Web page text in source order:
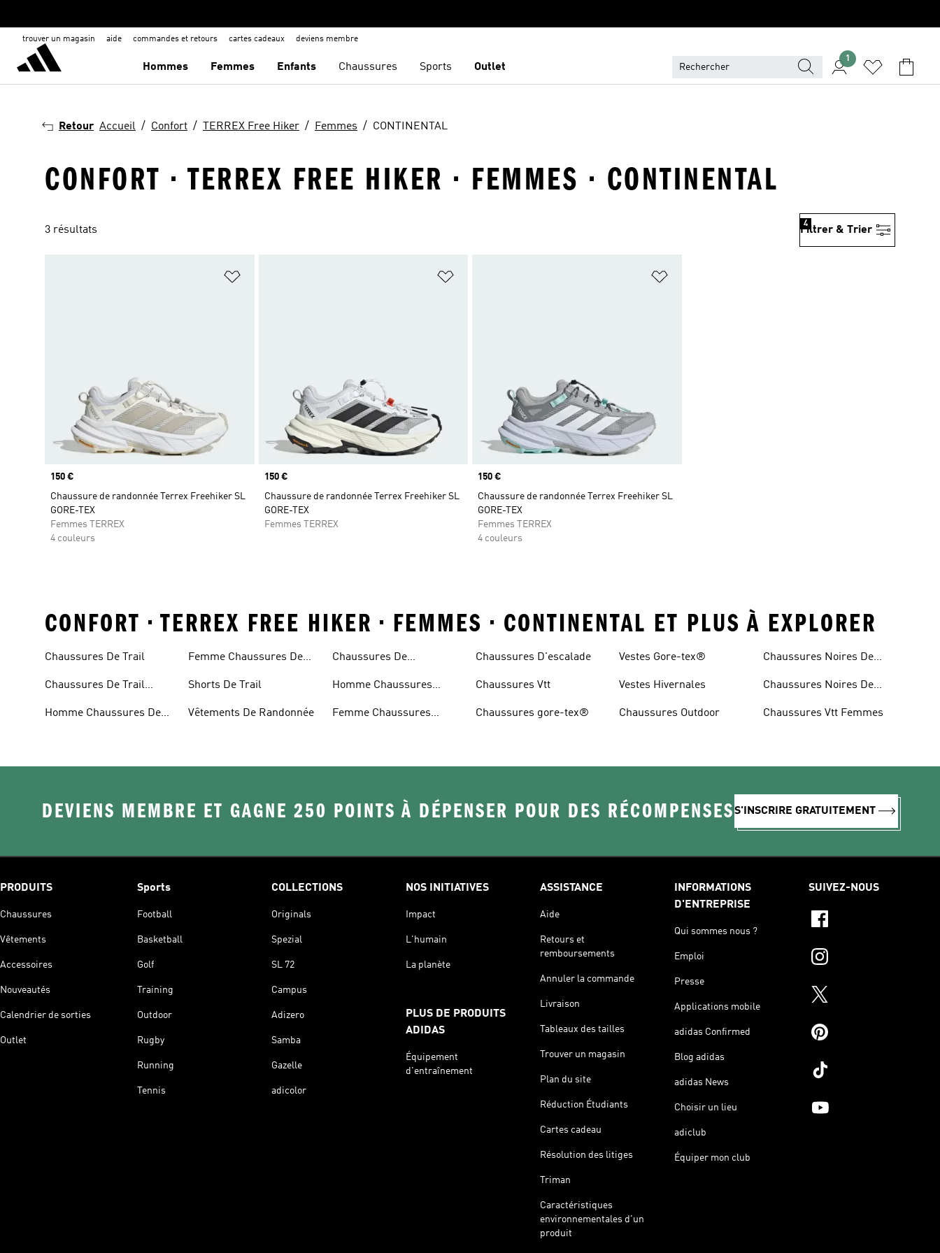
trouver un magasin aide commandes et retours cartes cadeaux deviens membre
Hommes Femmes Enfants Chaussures Sports Outlet
1
Retour Accueil Confort TERREX Free Hiker Femmes CONTINENTAL
CONFORT · TERREX FREE HIKER · FEMMES · CONTINENTAL
3 résultats Filtrer & Trier
4
Prix
150 €
Chaussure de randonnée Terrex Freehiker SL
GORE-TEX
Femmes TERREX
4 couleurs
Prix
150 €
Chaussure de randonnée Terrex Freehiker SL
GORE-TEX
Femmes TERREX
Prix
150 €
Chaussure de randonnée Terrex Freehiker SL
GORE-TEX
Femmes TERREX
4 couleurs
CONFORT • TERREX FREE HIKER • FEMMES • CONTINENTAL ET PLUS À EXPLORER
Chaussures De Trail
Chaussures De Trail
Homme Chaussures De
Femme Chaussures De
Shorts De Trail
Vêtements De Randonnée
Chaussures De
Homme Chaussures
Femme Chaussures
Chaussures D'escalade
Chaussures Vtt
Chaussures gore-tex®
Vestes Gore-tex®
Vestes Hivernales
Chaussures Outdoor
Chaussures Noires De
Chaussures Noires De
Chaussures Vtt Femmes
DEVIENS MEMBRE ET GAGNE 250 POINTS À DÉPENSER POUR DES RÉCOMPENSESS'INSCRIRE GRATUITEMENT
PRODUITS
Chaussures
Vêtements
Accessoires
Nouveautés
Calendrier de sorties
Outlet
Sports
Football
Basketball
Golf
Training
Outdoor
Rugby
Running
Tennis
COLLECTIONS
Originals
Spezial
SL 72
Campus
Adizero
Samba
Gazelle
adicolor
NOS INITIATIVES
Impact
L'humain
La planète
PLUS DE PRODUITS
ADIDAS
Équipement
d'entraînement
ASSISTANCE
Aide
Retours et
remboursements
Annuler la commande
Livraison
Tableaux des tailles
Trouver un magasin
Plan du site
Réduction Étudiants
Cartes cadeau
Résolution des litiges
Triman
Caractéristiques
environnementales d'un
produit
INFORMATIONS
D'ENTREPRISE
Qui sommes nous ?
Emploi
Presse
Applications mobile
adidas Confirmed
Blog adidas
adidas News
Choisir un lieu
adiclub
Équiper mon club
SUIVEZ-NOUS